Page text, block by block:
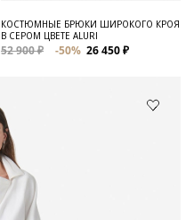
КОСТЮМНЫЕ БРЮКИ ШИРОКОГО КРОЯ
В СЕРОМ ЦВЕТЕ ALURI
52 900 ₽ -50% 26 450 ₽